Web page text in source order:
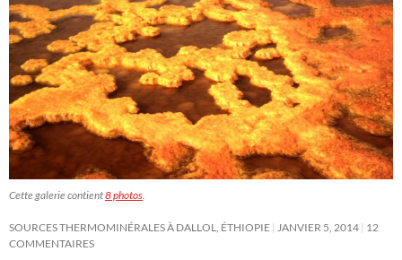
Cette galerie contient8 photos.
SOURCES THERMOMINÉRALES À DALLOL, ÉTHIOPIE JANVIER 5, 2014 12
COMMENTAIRES